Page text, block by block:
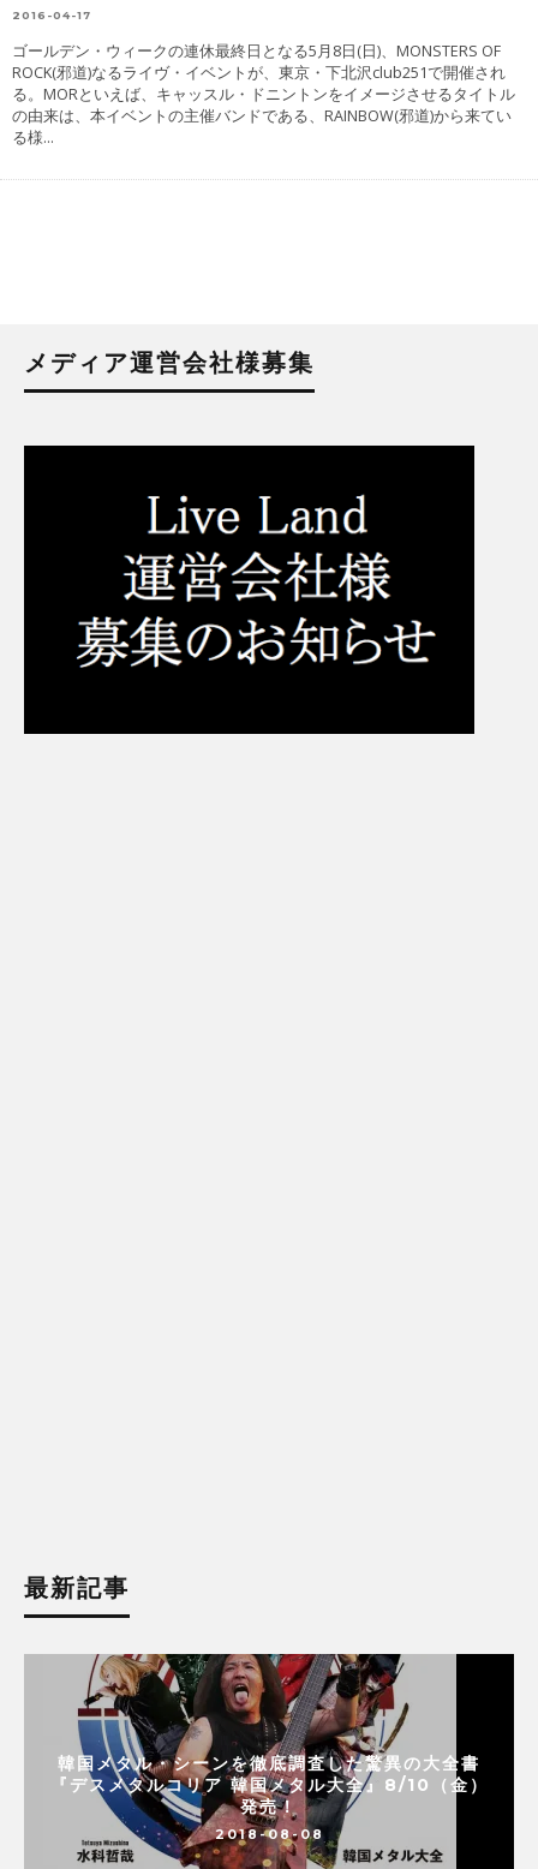
2016-04-17
ゴールデン・ウィークの連休最終日となる5月8日(日)、MONSTERS OF
ROCK(邪道)なるライヴ・イベントが、東京・下北沢club251で開催され
る。MORといえば、キャッスル・ドニントンをイメージさせるタイトル
の由来は、本イベントの主催バンドである、RAINBOW(邪道)から来てい
る様...
メディア運営会社様募集
最新記事
韓国メタル・シーンを徹底調査した驚異の大全書
『デスメタルコリア 韓国メタル大全』8/10（金）
発売！
2018-08-08